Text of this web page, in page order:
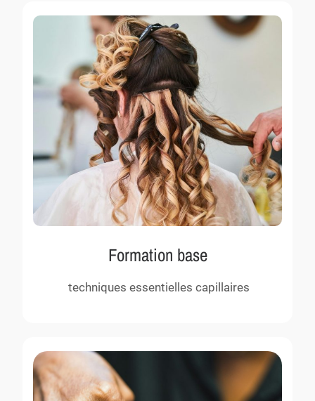
Formation base
techniques essentielles capillaires